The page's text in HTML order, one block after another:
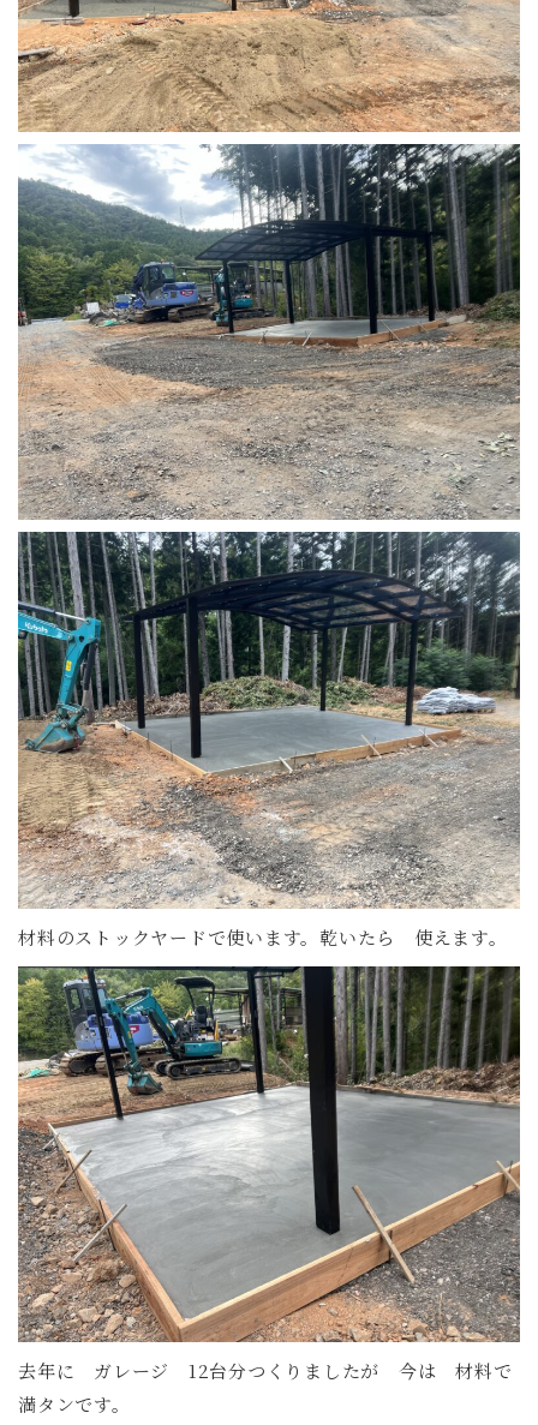
材料のストックヤードで使います。乾いたら 使えます。
去年に ガレージ 12台分つくりましたが 今は 材料で
満タンです。